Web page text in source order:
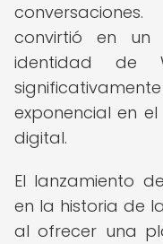
convirtió en
identidad de
exponencial en
digital.
El lanzamiento
en la historia de
al ofrecer una